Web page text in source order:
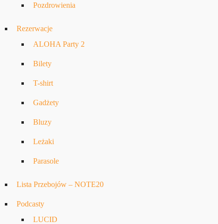
Pozdrowienia
Rezerwacje
ALOHA Party 2
Bilety
T-shirt
Gadżety
Bluzy
Leżaki
Parasole
Lista Przebojów – NOTE20
Podcasty
LUCID